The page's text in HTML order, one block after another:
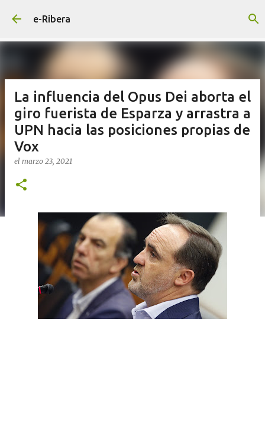
e-Ribera
La influencia del Opus Dei aborta el
giro fuerista de Esparza y arrastra a
UPN hacia las posiciones propias de
Vox
el marzo 23, 2021